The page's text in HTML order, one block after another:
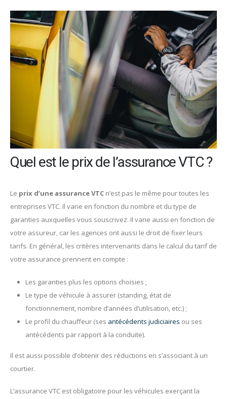
Quel est le prix de l’assurance VTC ?
Le prix d’une assurance VTC n’est pas le même pour toutes les
entreprises VTC. Il varie en fonction du nombre et du type de
garanties auxquelles vous souscrivez. Il varie aussi en fonction de
votre assureur, car les agences ont aussi le droit de fixer leurs
tarifs. En général, les critères intervenants dans le calcul du tarif de
votre assurance prennent en compte :
Les garanties plus les options choisies ;
Le type de véhicule à assurer (standing, état de
fonctionnement, nombre d’années d’utilisation, etc.) ;
Le profil du chauffeur (ses antécédents judiciaires ou ses
antécédents par rapport à la conduite).
Il est aussi possible d’obtenir des réductions en s’associant à un
courtier.
L’assurance VTC est obligatoire pour les véhicules exerçant la